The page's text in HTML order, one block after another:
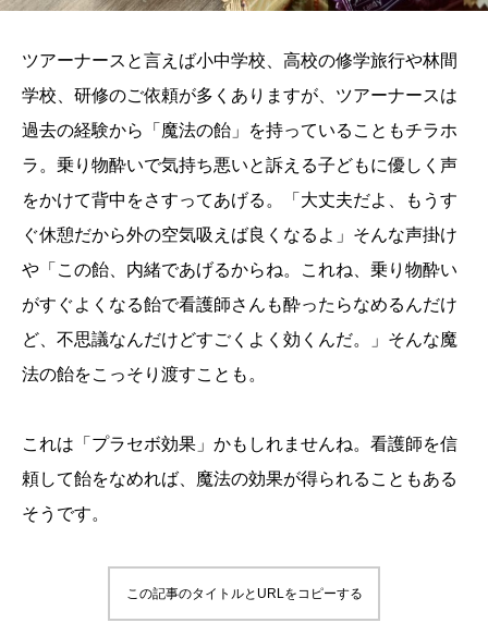
ツアーナースと言えば小中学校、高校の修学旅行や林間
学校、研修のご依頼が多くありますが、ツアーナースは
過去の経験から「魔法の飴」を持っていることもチラホ
ラ。乗り物酔いで気持ち悪いと訴える子どもに優しく声
をかけて背中をさすってあげる。「大丈夫だよ、もうす
ぐ休憩だから外の空気吸えば良くなるよ」そんな声掛け
や「この飴、内緒であげるからね。これね、乗り物酔い
がすぐよくなる飴で看護師さんも酔ったらなめるんだけ
ど、不思議なんだけどすごくよく効くんだ。」そんな魔
法の飴をこっそり渡すことも。
これは「プラセボ効果」かもしれませんね。看護師を信
頼して飴をなめれば、魔法の効果が得られることもある
そうです。
この記事のタイトルとURLをコピーする